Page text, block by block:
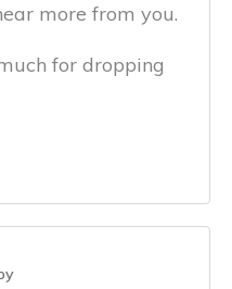
more from you.
for dropping